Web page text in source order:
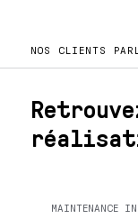
NOS CLIENTS
MAINTENANCE